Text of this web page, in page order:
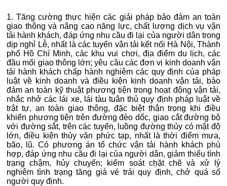
1. Tăng cường thực hiện các giải pháp bảo đảm an toàn
giao thông và nâng cao năng lực, chất lượng dịch vụ vận
tải hành khách, đáp ứng nhu cầu đi lại của người dân trong
dịp nghỉ Lễ, nhất là các tuyến vận tải kết nối Hà Nội, Thành
phố Hồ Chí Minh, các khu vui chơi, địa điểm du lịch, các
đầu mối giao thông lớn; yêu cầu các đơn vị kinh doanh vận
tải hành khách chấp hành nghiêm các quy định của pháp
luật về kinh doanh và điều kiện kinh doanh vận tải, bảo
đảm an toàn kỹ thuật phương tiện trong hoạt động vận tải,
nhắc nhở các lái xe, lái tàu tuân thủ quy định pháp luật về
trật tự, an toàn giao thông, đặc biệt thận trọng khi điều
khiển phương tiện trên đường đèo dốc, giao cắt đường bộ
với đường sắt, trên các tuyến, luồng đường thủy có mật độ
lớn, điều kiện thủy văn phức tạp, nhất là thời điểm mưa,
bão, lũ. Có phương án tổ chức vận tải hành khách phù
hợp, đáp ứng nhu cầu đi lại của người dân, giảm thiểu tình
trạng chậm, hủy chuyến; kiểm soát chặt chẽ và xử lý
nghiêm tình trạng tăng giá vé trái quy định, chở quá số
người quy định.